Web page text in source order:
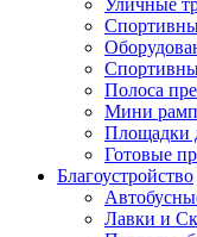
Уличные
Полоса
Мини
Площадки
Готовые
Благоустройство
Лавки и